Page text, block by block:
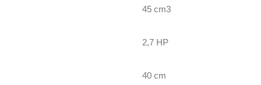
45 cm3
2,7 HP
40 cm